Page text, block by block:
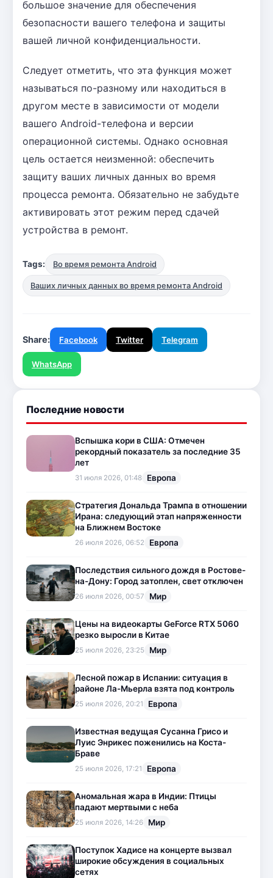
большое значение для обеспечения
безопасности вашего телефона и защиты
вашей личной конфиденциальности.
Следует отметить, что эта функция может
называться по-разному или находиться в
другом месте в зависимости от модели
вашего Android-телефона и версии
операционной системы. Однако основная
цель остается неизменной: обеспечить
защиту ваших личных данных во время
процесса ремонта. Обязательно не забудьте
активировать этот режим перед сдачей
устройства в ремонт.
Tags: Во время ремонта Android
Ваших личных данных во время ремонта Android
Share: Facebook Twitter Telegram
WhatsApp
Последние новости
Вспышка кори в США: Отмечен
рекордный показатель за последние 35
лет
31 июля 2026, 01:48 Европа
Стратегия Дональда Трампа в отношении
Ирана: следующий этап напряженности
на Ближнем Востоке
26 июля 2026, 06:52 Европа
Последствия сильного дождя в Ростове-
на-Дону: Город затоплен, свет отключен
26 июля 2026, 00:57 Мир
Цены на видеокарты GeForce RTX 5060
резко выросли в Китае
25 июля 2026, 23:25 Мир
Лесной пожар в Испании: ситуация в
районе Ла-Мьерла взята под контроль
25 июля 2026, 20:21 Европа
Известная ведущая Сусанна Грисо и
Луис Энрикес поженились на Коста-
Браве
25 июля 2026, 17:21 Европа
Аномальная жара в Индии: Птицы
падают мертвыми с неба
25 июля 2026, 14:26 Мир
Поступок Хадисе на концерте вызвал
широкие обсуждения в социальных
сетях